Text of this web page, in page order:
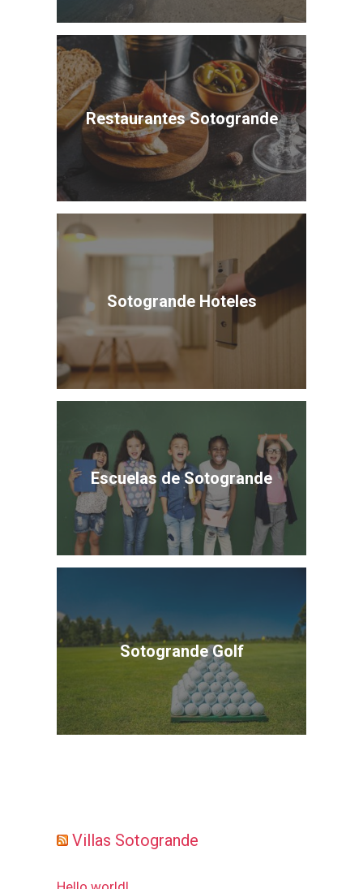
Restaurantes Sotogrande
Sotogrande Hoteles
Escuelas de Sotogrande
Sotogrande Golf
Villas Sotogrande